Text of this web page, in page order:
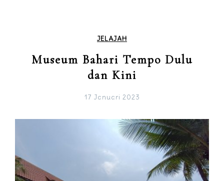
JELAJAH
Museum Bahari Tempo Dulu
dan Kini
17 Januari 2023